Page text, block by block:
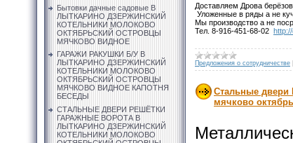
Бытовки дачные садовые В
ЛЫТКАРИНО ДЗЕРЖИНСКИЙ
КОТЕЛЬНИКИ МОЛОКОВО
ОКТЯБРЬСКИЙ ОСТРОВЦЫ
МЯЧКОВО ВИДНОЕ
ГАРАЖИ РАКУШКИ Б/У В
ЛЫТКАРИНО ДЗЕРЖИНСКИЙ
КОТЕЛЬНИКИ МОЛОКОВО
ОКТЯБРЬСКИЙ ОСТРОВЦЫ
МЯЧКОВО ВИДНОЕ КАПОТНЯ
БЕСЕДЫ
СТАЛЬНЫЕ ДВЕРИ РЕШЁТКИ
ГАРАЖНЫЕ ВОРОТА В
ЛЫТКАРИНО ДЗЕРЖИНСКИЙ
КОТЕЛЬНИКИ МОЛОКОВО
Доставляем Дрова
Уложенные в ряды а не
Мы производство а не
Тел. 8-916-451-68-02
Предложения о сотрудничестве
Стальные двери
мячково